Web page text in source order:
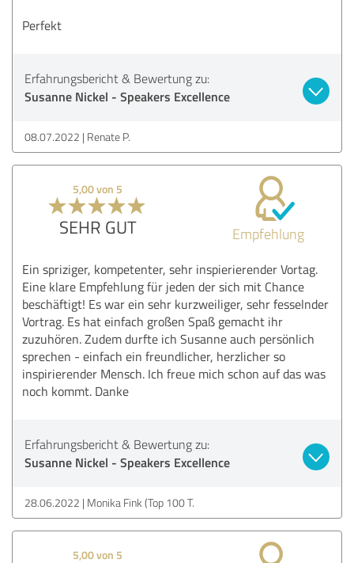
Perfekt
Erfahrungsbericht & Bewertung zu:
Susanne Nickel - Speakers Excellence
08.07.2022 Renate P.
5,00 von 5
SEHR GUT Empfehlung
Ein spriziger, kompetenter, sehr inspierierender Vortag.
Eine klare Empfehlung für jeden der sich mit Chance
beschäftigt! Es war ein sehr kurzweiliger, sehr fesselnder
Vortrag. Es hat einfach großen Spaß gemacht ihr
zuzuhören. Zudem durfte ich Susanne auch persönlich
sprechen - einfach ein freundlicher, herzlicher so
inspirierender Mensch. Ich freue mich schon auf das was
noch kommt. Danke
Erfahrungsbericht & Bewertung zu:
Susanne Nickel - Speakers Excellence
28.06.2022 Monika Fink (Top 100 T.
5,00 von 5